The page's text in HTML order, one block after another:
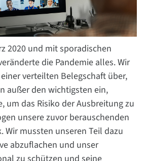
2020 und mit sporadischen
die Pandemie alles. Wir
verteilten Belegschaft über,
außer den wichtigsten ein,
um das Risiko der Ausbreitung zu
unsere zuvor berauschenden
Wir mussten unseren Teil dazu
abzuflachen und unser